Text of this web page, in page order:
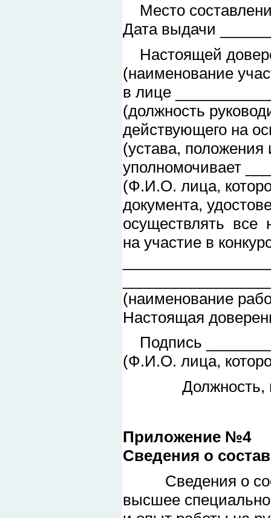
Место
Дата выдачи
Настоящей
(наименование
в лице
(должность
действующего на
(устава, положения
уполномочивает
(Ф.И.О. лица,
документа,
осуществлять все
на участие в
(наименование
Настоящая
Подпись
(Ф.И.О. лица,
Должность,
Приложение №4
Сведения о
Сведения о
высшее